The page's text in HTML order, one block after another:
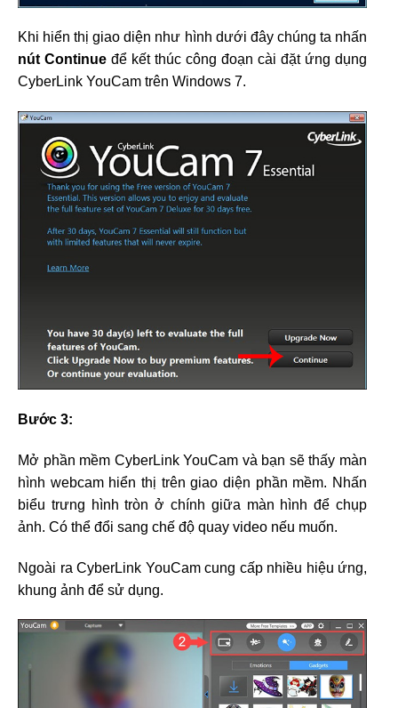
Khi hiển thị giao diện như hình dưới đây chúng ta nhấn
nút Continue để kết thúc công đoạn cài đặt ứng dụng
CyberLink YouCam trên Windows 7.
Bước 3:
Mở phần mềm CyberLink YouCam và bạn sẽ thấy màn
hình webcam hiển thị trên giao diện phần mềm. Nhấn
biểu trưng hình tròn ở chính giữa màn hình để chụp
ảnh. Có thể đổi sang chế độ quay video nếu muốn.
Ngoài ra CyberLink YouCam cung cấp nhiều hiệu ứng,
khung ảnh để sử dụng.